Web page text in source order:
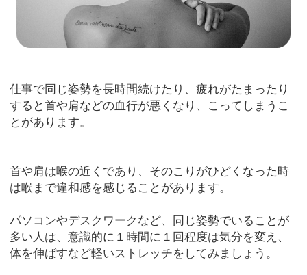
仕事で同じ姿勢を長時間続けたり、疲れがたまったり
すると首や肩などの血行が悪くなり、こってしまうこ
とがあります。
首や肩は喉の近くであり、そのこりがひどくなった時
は喉まで違和感を感じることがあります。
パソコンやデスクワークなど、同じ姿勢でいることが
多い人は、意識的に１時間に１回程度は気分を変え、
体を伸ばすなど軽いストレッチをしてみましょう。